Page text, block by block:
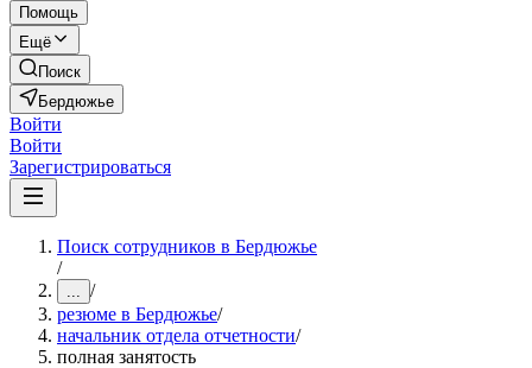
Помощь
Ещё
Поиск
Бердюжье
Войти
Войти
Зарегистрироваться
Поиск сотрудников в Бердюжье
/
... /
резюме в Бердюжье/
начальник отдела отчетности/
полная занятость